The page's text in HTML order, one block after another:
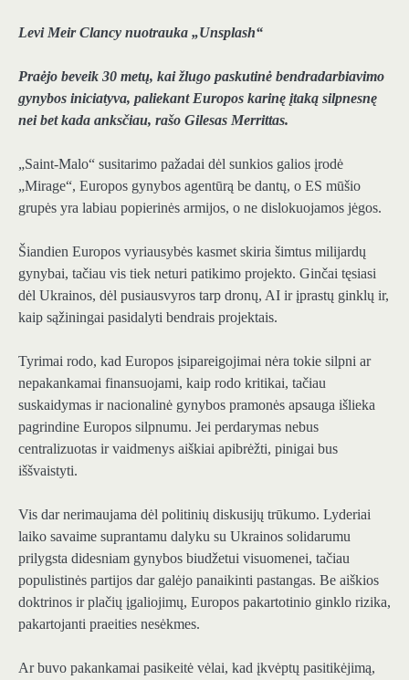
Levi Meir Clancy nuotrauka „Unsplash“
Praėjo beveik 30 metų, kai žlugo paskutinė bendradarbiavimo
gynybos iniciatyva, paliekant Europos karinę įtaką silpnesnę
nei bet kada anksčiau, rašo Gilesas Merrittas.
„Saint-Malo“ susitarimo pažadai dėl sunkios galios įrodė
„Mirage“, Europos gynybos agentūrą be dantų, o ES mūšio
grupės yra labiau popierinės armijos, o ne dislokuojamos jėgos.
Šiandien Europos vyriausybės kasmet skiria šimtus milijardų
gynybai, tačiau vis tiek neturi patikimo projekto. Ginčai tęsiasi
dėl Ukrainos, dėl pusiausvyros tarp dronų, AI ir įprastų ginklų ir,
kaip sąžiningai pasidalyti bendrais projektais.
Tyrimai rodo, kad Europos įsipareigojimai nėra tokie silpni ar
nepakankamai finansuojami, kaip rodo kritikai, tačiau
suskaidymas ir nacionalinė gynybos pramonės apsauga išlieka
pagrindine Europos silpnumu. Jei perdarymas nebus
centralizuotas ir vaidmenys aiškiai apibrėžti, pinigai bus
iššvaistyti.
Vis dar nerimaujama dėl politinių diskusijų trūkumo. Lyderiai
laiko savaime suprantamu dalyku su Ukrainos solidarumu
prilygsta didesniam gynybos biudžetui visuomenei, tačiau
populistinės partijos dar galėjo panaikinti pastangas. Be aiškios
doktrinos ir plačių įgaliojimų, Europos pakartotinio ginklo rizika,
pakartojanti praeities nesėkmes.
Ar buvo pakankamai pasikeitė vėlai, kad įkvėptų pasitikėjimą,